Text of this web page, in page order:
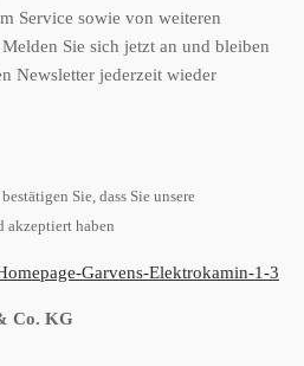
Service sowie von weiteren
Sie sich jetzt an und bleiben
Newsletter jederzeit wieder
Sie, dass Sie unsere
akzeptiert haben
Co. KG